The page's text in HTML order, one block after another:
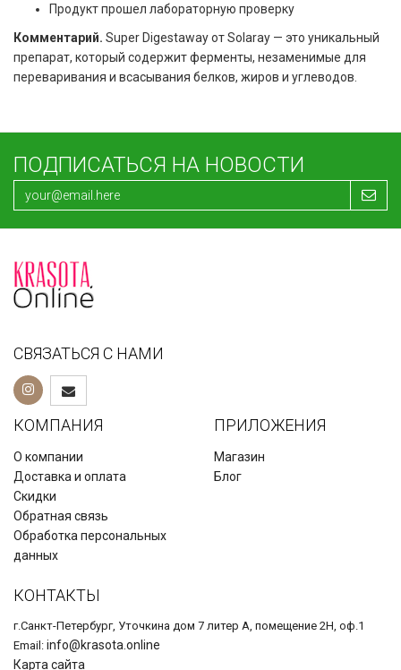
Продукт прошел лабораторную проверку
Комментарий. Super Digestaway от Solaray — это уникальный
препарат, который содержит ферменты, незаменимые для
переваривания и всасывания белков, жиров и углеводов.
ПОДПИСАТЬСЯ НА НОВОСТИ
СВЯЗАТЬСЯ С НАМИ
КОМПАНИЯ
О компании
Доставка и оплата
Скидки
Обратная связь
Обработка персональных
данных
ПРИЛОЖЕНИЯ
Магазин
Блог
КОНТАКТЫ
г.Санкт-Петербург, Уточкина дом 7 литер А, помещение 2Н, оф.1
Email: info@krasota.online
Карта сайта